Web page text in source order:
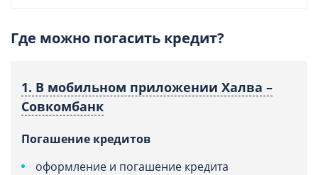
Где можно погасить кредит?
1. В мобильном приложении Халва –
Совкомбанк
Погашение кредитов
оформление и погашение кредита